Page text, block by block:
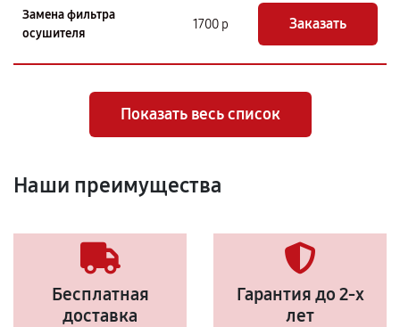
Замена фильтра
осушителя
1700 р Заказать
Показать весь список
Наши преимущества
Бесплатная
доставка
Гарантия до 2-х
лет